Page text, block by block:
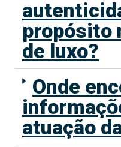
propósito
de luxo?
Onde
atuação